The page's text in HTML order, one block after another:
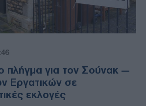
πλήγμα για τον Σούνακ —
Εργατικών σε
εκλογές